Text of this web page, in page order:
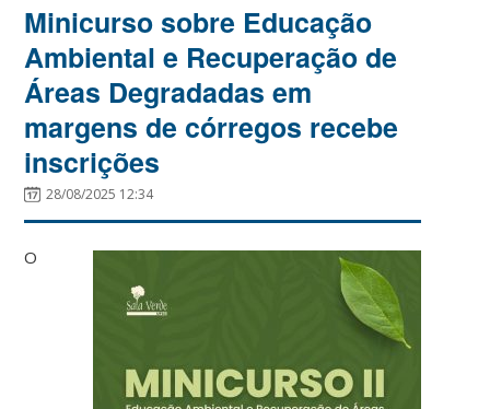
Minicurso sobre Educação
Ambiental e Recuperação de
Áreas Degradadas em
margens de córregos recebe
inscrições
28/08/2025 12:34
O